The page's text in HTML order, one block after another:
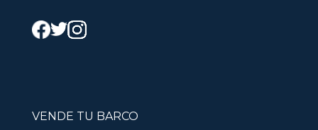
VENDE TU BARCO